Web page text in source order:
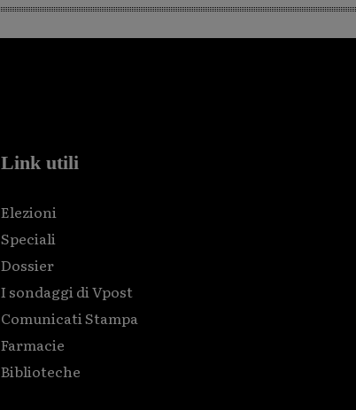
Link utili
Elezioni
Speciali
Dossier
I sondaggi di Vpost
Comunicati Stampa
Farmacie
Biblioteche